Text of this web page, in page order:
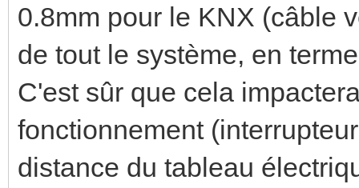
0.8mm pour le KNX (câble
de tout le système, en
C'est sûr que cela
fonctionnement
distance du tableau